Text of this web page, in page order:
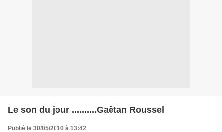
Le son du jour ..........Gaëtan Roussel
Publié le 30/05/2010 à 13:42